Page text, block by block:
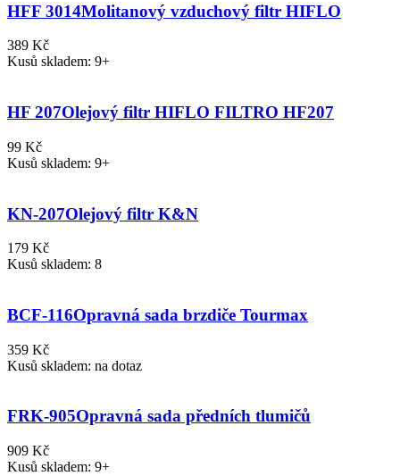
HFF 3014Molitanový vzduchový filtr HIFLO
389 Kč
Kusů skladem: 9+
HF 207Olejový filtr HIFLO FILTRO HF207
99 Kč
Kusů skladem: 9+
KN-207Olejový filtr K&N
179 Kč
Kusů skladem: 8
BCF-116Opravná sada brzdiče Tourmax
359 Kč
Kusů skladem: na dotaz
FRK-905Opravná sada předních tlumičů
909 Kč
Kusů skladem: 9+